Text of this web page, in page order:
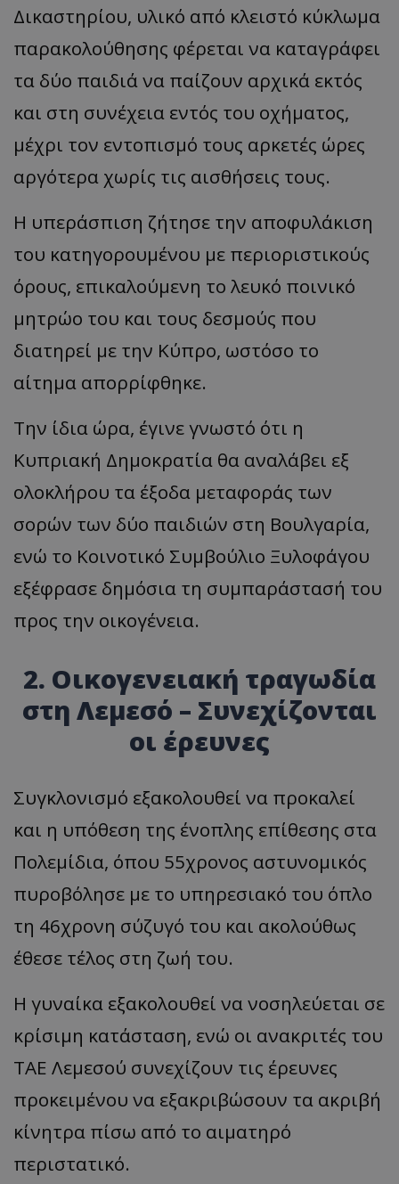
Δικαστηρίου, υλικό από κλειστό κύκλωμα
παρακολούθησης φέρεται να καταγράφει
τα δύο παιδιά να παίζουν αρχικά εκτός
και στη συνέχεια εντός του οχήματος,
μέχρι τον εντοπισμό τους αρκετές ώρες
αργότερα χωρίς τις αισθήσεις τους.
Η υπεράσπιση ζήτησε την αποφυλάκιση
του κατηγορουμένου με περιοριστικούς
όρους, επικαλούμενη το λευκό ποινικό
μητρώο του και τους δεσμούς που
διατηρεί με την Κύπρο, ωστόσο το
αίτημα απορρίφθηκε.
Την ίδια ώρα, έγινε γνωστό ότι η
Κυπριακή Δημοκρατία θα αναλάβει εξ
ολοκλήρου τα έξοδα μεταφοράς των
σορών των δύο παιδιών στη Βουλγαρία,
ενώ το Κοινοτικό Συμβούλιο Ξυλοφάγου
εξέφρασε δημόσια τη συμπαράστασή του
προς την οικογένεια.
2. Οικογενειακή τραγωδία
στη Λεμεσό – Συνεχίζονται
οι έρευνες
Συγκλονισμό εξακολουθεί να προκαλεί
και η υπόθεση της ένοπλης επίθεσης στα
Πολεμίδια, όπου 55χρονος αστυνομικός
πυροβόλησε με το υπηρεσιακό του όπλο
τη 46χρονη σύζυγό του και ακολούθως
έθεσε τέλος στη ζωή του.
Η γυναίκα εξακολουθεί να νοσηλεύεται σε
κρίσιμη κατάσταση, ενώ οι ανακριτές του
ΤΑΕ Λεμεσού συνεχίζουν τις έρευνες
προκειμένου να εξακριβώσουν τα ακριβή
κίνητρα πίσω από το αιματηρό
περιστατικό.